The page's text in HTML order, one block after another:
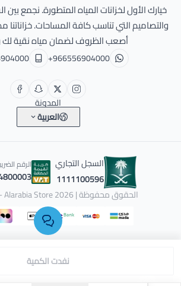
نفدت الكمية
خيارك الأول لخزانات المياه المتطورة. نجمع بين
والتصاميم التي تناسب كافة المساحات.
أصعب الظروف لضمان مياه نقية لك
+966556904000
المدونة
العربية
السجل التجاري
1111100596
الرقم
الحقوق محفوظة | 2026
Alarabia Store - متجر العربية